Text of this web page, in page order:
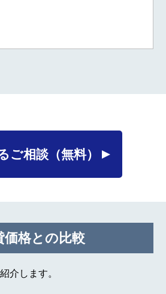
ご相談 （無料）
格との比較
介します。